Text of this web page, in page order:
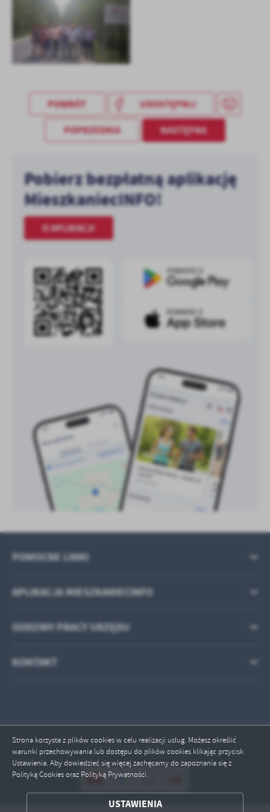
Strona korzysta z plików cookies w celu realizacji usług. Możesz określić
warunki przechowywania lub dostępu do plików cookies klikając przycisk
Ustawienia. Aby dowiedzieć się więcej zachęcamy do zapoznania się z
Polityką Cookies oraz Polityką Prywatności.
USTAWIENIA
treści w postaci wiadomości, ofert, komunikatów mediów
społecznościowych.
ZAPISZ WYBRANE
POWRÓT UDOSTĘPNIJ
POPRZEDNIA NASTĘPNA
Pobierz bezpłatną aplikację
MieszkaniecINFO!
O APLIKACJI
POMOCNE LINKI
APLIKACJA MIESZKANIECINFO
GODZINY PRACY URZĘDU
KONTAKT
Odwiedzin: 463330